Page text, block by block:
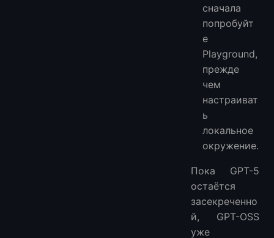
сначала
попробуйт
е
Playground,
прежде
чем
настраиват
ь
локальное
окружение.
Пока GPT-5
остаётся
засекреченно
й, GPT-OSS
уже